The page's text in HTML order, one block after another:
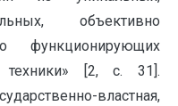
объективно
функционирующих
техники» [2, c. 31].
властная,